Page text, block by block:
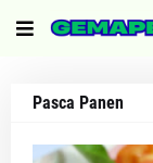
Pasca Panen